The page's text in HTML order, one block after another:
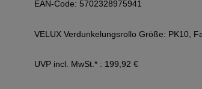
EAN-Code: 5702328975941
VELUX Verdunkelungsrollo Größe: PK10,
UVP incl. MwSt.* : 199,92 €